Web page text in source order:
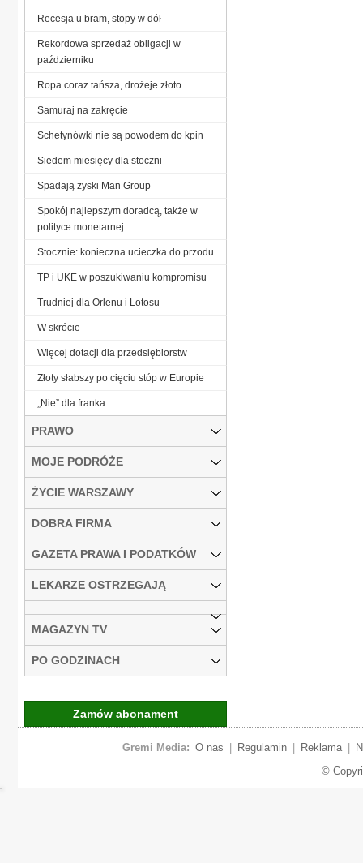
Recesja u bram, stopy w dół
Rekordowa sprzedaż obligacji w
październiku
Ropa coraz tańsza, drożeje złoto
Samuraj na zakręcie
Schetynówki nie są powodem do kpin
Siedem miesięcy dla stoczni
Spadają zyski Man Group
Spokój najlepszym doradcą, także w
polityce monetarnej
Stocznie: konieczna ucieczka do przodu
TP i UKE w poszukiwaniu kompromisu
Trudniej dla Orlenu i Lotosu
W skrócie
Więcej dotacji dla przedsiębiorstw
Złoty słabszy po cięciu stóp w Europie
„Nie” dla franka
PRAWO
MOJE PODRÓŻE
ŻYCIE WARSZAWY
DOBRA FIRMA
GAZETA PRAWA I PODATKÓW
LEKARZE OSTRZEGAJĄ
MAGAZYN TV
PO GODZINACH
Zamów abonament
Gremi Media: O nas Regulamin Reklama
©